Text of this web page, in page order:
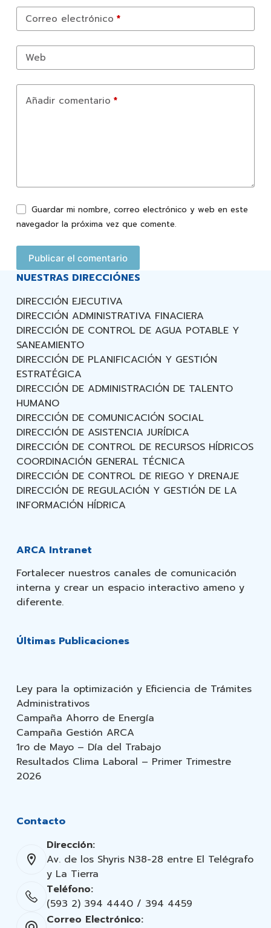
Correo electrónico *
Web
Añadir comentario *
Guardar mi nombre, correo electrónico y web en este
navegador la próxima vez que comente.
Publicar el comentario
NUESTRAS DIRECCIÓNES
DIRECCIÓN EJECUTIVA
DIRECCIÓN ADMINISTRATIVA FINACIERA
DIRECCIÓN DE CONTROL DE AGUA POTABLE Y
SANEAMIENTO
DIRECCIÓN DE PLANIFICACIÓN Y GESTIÓN
ESTRATÉGICA
DIRECCIÓN DE ADMINISTRACIÓN DE TALENTO
HUMANO
DIRECCIÓN DE COMUNICACIÓN SOCIAL
DIRECCIÓN DE ASISTENCIA JURÍDICA
DIRECCIÓN DE CONTROL DE RECURSOS HÍDRICOS
COORDINACIÓN GENERAL TÉCNICA
DIRECCIÓN DE CONTROL DE RIEGO Y DRENAJE
DIRECCIÓN DE REGULACIÓN Y GESTIÓN DE LA
INFORMACIÓN HÍDRICA
ARCA Intranet
Fortalecer nuestros canales de comunicación
interna y crear un espacio interactivo ameno y
diferente.
Últimas Publicaciones
Ley para la optimización y Eficiencia de Trámites
Administrativos
Campaña Ahorro de Energía
Campaña Gestión ARCA
1ro de Mayo – Día del Trabajo
Resultados Clima Laboral – Primer Trimestre
2026
Contacto
Dirección:
Av. de los Shyris N38-28 entre El Telégrafo
y La Tierra
Teléfono:
(593 2) 394 4440 / 394 4459
Correo Electrónico: